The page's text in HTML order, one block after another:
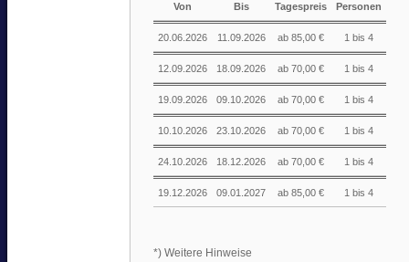
Von Bis Tagespreis Personen
20.06.2026 11.09.2026 ab 85,00 € 1 bis 4
12.09.2026 18.09.2026 ab 70,00 € 1 bis 4
19.09.2026 09.10.2026 ab 70,00 € 1 bis 4
10.10.2026 23.10.2026 ab 70,00 € 1 bis 4
24.10.2026 18.12.2026 ab 70,00 € 1 bis 4
19.12.2026 09.01.2027 ab 85,00 € 1 bis 4
*) Weitere Hinweise